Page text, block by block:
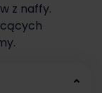
z naffy.